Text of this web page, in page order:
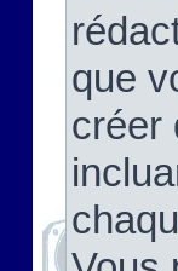
que
créer